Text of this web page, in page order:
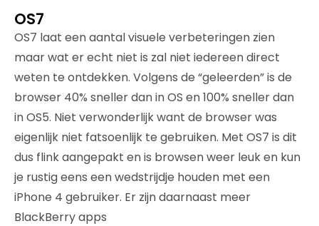
OS7
OS7 laat een aantal visuele verbeteringen zien
maar wat er echt niet is zal niet iedereen direct
weten te ontdekken. Volgens de “geleerden” is de
browser 40% sneller dan in OS en 100% sneller dan
in OS5. Niet verwonderlijk want de browser was
eigenlijk niet fatsoenlijk te gebruiken. Met OS7 is dit
dus flink aangepakt en is browsen weer leuk en kun
je rustig eens een wedstrijdje houden met een
iPhone 4 gebruiker. Er zijn daarnaast meer
BlackBerry apps